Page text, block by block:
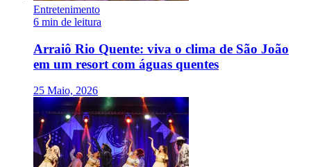
Entretenimento
6 min de leitura
Arraiô Rio Quente: viva o clima de São João
em um resort com águas quentes
25 Maio, 2026